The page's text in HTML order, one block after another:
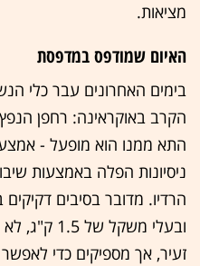
מציאות.
האיום שמודפס במדפסת
בימים האחרונים עבר כלי
הקרב באוקראינה: רחפן
התא ממנו הוא מופעל -
ובעלי
זעיר, אך מספיקים כדי